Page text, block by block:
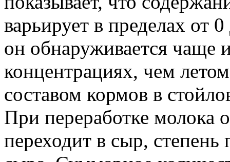
варьирует в пределах от
он обнаруживается чаще
концентрациях, чем
составом кормов в
При переработке молока
переходит в сыр, степень